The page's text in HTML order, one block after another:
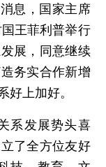
息，国家主席
王菲利普举行
展，同意继续
务实合作新增
好上加好。
发展势头喜
了全方位友好